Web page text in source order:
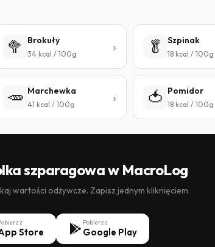
🥦 Brokuły
34 kcal / 100g 🥬 Szpinak
18 kcal / 100g
🥕 Marchewka
41 kcal / 100g 🍅 Pomidor
18 kcal / 100g
szparagowa w MacroLog
wartości odżywcze. Zapisz jednym kliknięciem.
z
Store
Pobierz z
Google Play